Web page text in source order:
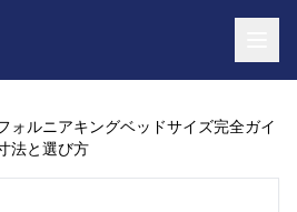
ォルニアキングベッドサイズ完全ガイ
法と選び方